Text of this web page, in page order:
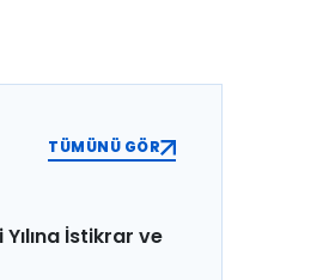
TÜMÜNÜ GÖR
İstikrar ve